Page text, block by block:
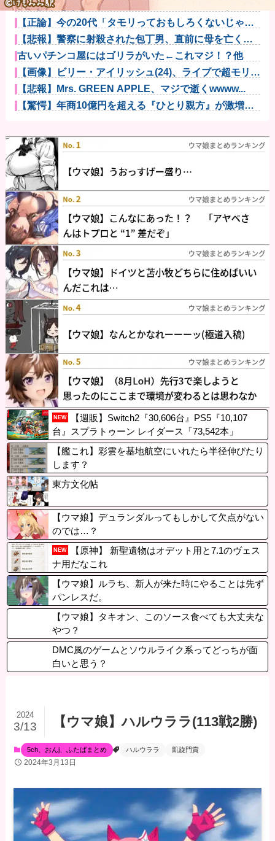
野党「消費税を減税しろ！」政府「消費税減税するわ
ｗ」野党「消...
【正論】今の20代「タモリっておもしろくないじゃ
ん。笑ったこ...
【悲報】警察に射殺された包丁男、直前に母を亡くし
精神的ショッ...
古いパチンコ屋にはゴリラがいた←これマジ！？他
【画像】ビリー・アイリッシュ(24)、ライブで超モリマ
ンスジ...
【悲報】Mrs. GREEN APPLE、マジで逝くwwww...
【驚愕】年商10億円を超える『ひとり親方』が激増
NEW
【週販】Switch2『30,606台』PS5『10,107
台』スプラトゥーン レイダース「73,542本」
【艦これ】彩雲を基地航空にいれたら半径伸びたり
します？
東方文化帖
【ウマ娘】デュランダルってもしかして欠点がない
のでは…？
NEW
【原神】 新聖遺物はオデット用と7.1のヴェス
ナ用だなこれ
【ウマ娘】ルラち、新人が来た時にやることは先ず
パンレスだ。
【ウマ娘】タキオン、このソース食べても大丈夫な
やつ？
DMC風のゲームとソウルライク系ってどっちが面
白いと思う？
【ウマ娘】ハルウララ(113戦2勝)
2024
3/13
5ch、おんj、ふたばまとめ ハルウララ 凱旋門賞
2024年3月13日